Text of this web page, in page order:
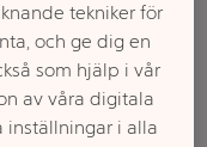
butikerna
tekniker för
och ge dig en
som hjälp i vår
av våra digitala
inställningar i alla